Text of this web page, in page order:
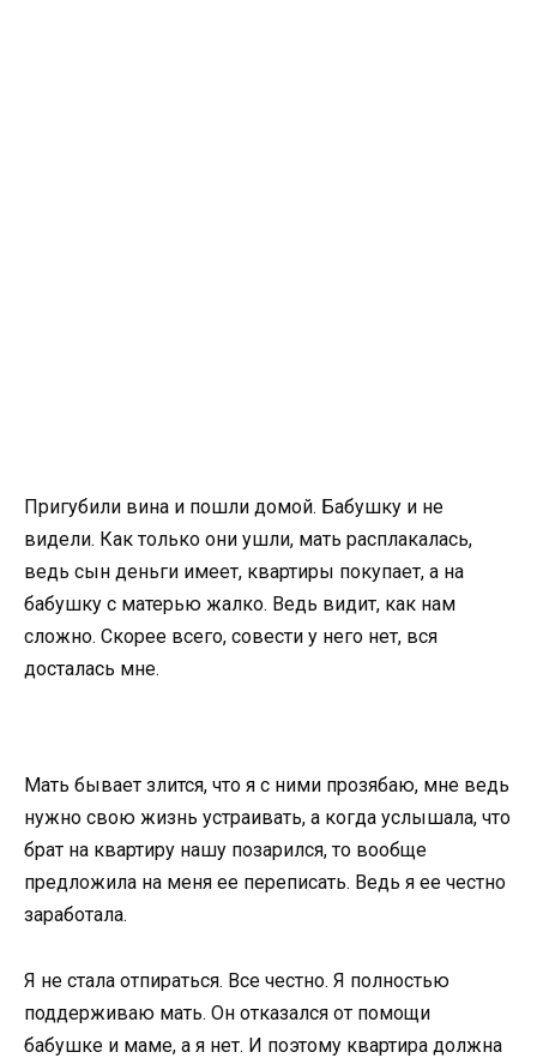
Пригубили вина и пошли домой. Бабушку и не
видели. Как только они ушли, мать расплакалась,
ведь сын деньги имеет, квартиры покупает, а на
бабушку с матерью жалко. Ведь видит, как нам
сложно. Скорее всего, совести у него нет, вся
досталась мне.
Мать бывает злится, что я с ними прозябаю, мне ведь
нужно свою жизнь устраивать, а когда услышала, что
брат на квартиру нашу позарился, то вообще
предложила на меня ее переписать. Ведь я ее честно
заработала.
Я не стала отпираться. Все честно. Я полностью
поддерживаю мать. Он отказался от помощи
бабушке и маме, а я нет. И поэтому квартира должна